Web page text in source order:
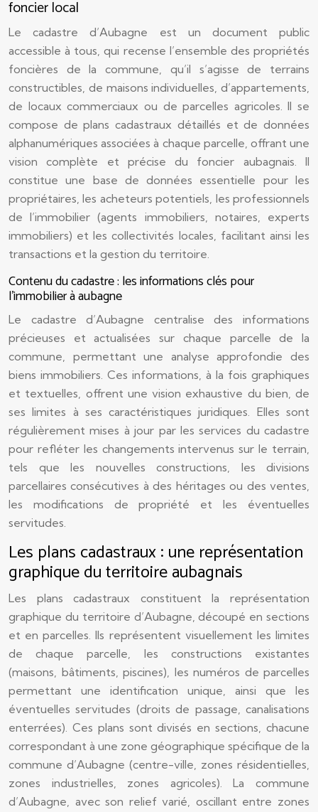
foncier local
Le cadastre d’Aubagne est un document public
accessible à tous, qui recense l’ensemble des propriétés
foncières de la commune, qu’il s’agisse de terrains
constructibles, de maisons individuelles, d’appartements,
de locaux commerciaux ou de parcelles agricoles. Il se
compose de plans cadastraux détaillés et de données
alphanumériques associées à chaque parcelle, offrant une
vision complète et précise du foncier aubagnais. Il
constitue une base de données essentielle pour les
propriétaires, les acheteurs potentiels, les professionnels
de l’immobilier (agents immobiliers, notaires, experts
immobiliers) et les collectivités locales, facilitant ainsi les
transactions et la gestion du territoire.
Contenu du cadastre : les informations clés pour
l’immobilier à aubagne
Le cadastre d’Aubagne centralise des informations
précieuses et actualisées sur chaque parcelle de la
commune, permettant une analyse approfondie des
biens immobiliers. Ces informations, à la fois graphiques
et textuelles, offrent une vision exhaustive du bien, de
ses limites à ses caractéristiques juridiques. Elles sont
régulièrement mises à jour par les services du cadastre
pour refléter les changements intervenus sur le terrain,
tels que les nouvelles constructions, les divisions
parcellaires consécutives à des héritages ou des ventes,
les modifications de propriété et les éventuelles
servitudes.
Les plans cadastraux : une représentation
graphique du territoire aubagnais
Les plans cadastraux constituent la représentation
graphique du territoire d’Aubagne, découpé en sections
et en parcelles. Ils représentent visuellement les limites
de chaque parcelle, les constructions existantes
(maisons, bâtiments, piscines), les numéros de parcelles
permettant une identification unique, ainsi que les
éventuelles servitudes (droits de passage, canalisations
enterrées). Ces plans sont divisés en sections, chacune
correspondant à une zone géographique spécifique de la
commune d’Aubagne (centre-ville, zones résidentielles,
zones industrielles, zones agricoles). La commune
d’Aubagne, avec son relief varié, oscillant entre zones